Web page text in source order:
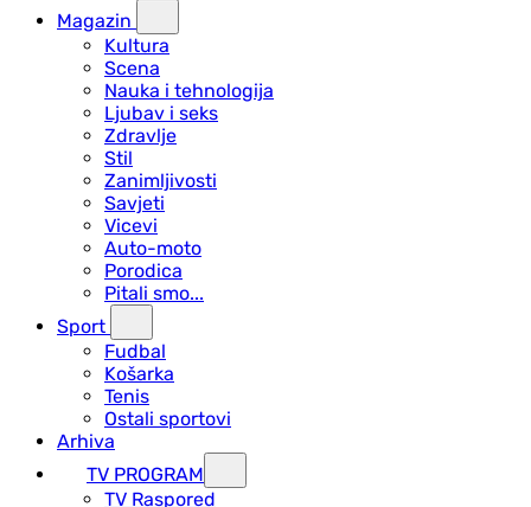
Magazin
Kultura
Scena
Nauka i tehnologija
Ljubav i seks
Zdravlje
Stil
Zanimljivosti
Savjeti
Vicevi
Auto-moto
Porodica
Pitali smo...
Sport
Fudbal
Košarka
Tenis
Ostali sportovi
Arhiva
TV PROGRAM
ТV Raspored